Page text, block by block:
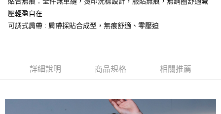
１．於結帳方式選擇「AFTEE先享後付」後，將跳轉至「AFTEE先享後付」
結帳頁面，進行簡訊認證並確認金額後，即可完成結帳。
購買商品的店家。未經商家同意取消之訂單仍視為有效，需透過AFTEE先享
https://netprotections.freshdesk.com/support/home
每筆NT$60，滿NT$490(含以上)免運費
付款後全家取貨
每筆NT$60，滿NT$490(含以上)免運費
每筆NT$60，滿NT$490(含以上)免運費
壓輕盈自在
可調式肩帶 : 肩帶採貼合成型，無痕舒適、零壓迫
詳細說明 商品規格 相關推薦